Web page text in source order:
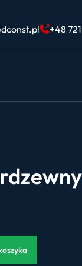
+48